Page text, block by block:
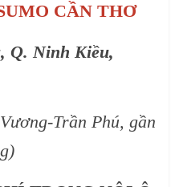
CẦN THƠ
Q. Ninh Kiều,
Trần Phú, gần